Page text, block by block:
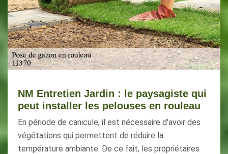
NM Entretien Jardin : le paysagiste qui
peut installer les pelouses en rouleau
En période de canicule, il est nécessaire d'avoir des
végétations qui permettent de réduire la
température ambiante. De ce fait, les propriétaires